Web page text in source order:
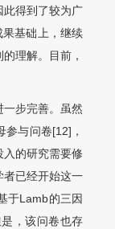
此得到了较为广
基础上，继续
理解。目前，
步完善。虽然
与问卷[12]，
入的研究需要修
者已经开始这一
于Lamb的三因
，该问卷也存